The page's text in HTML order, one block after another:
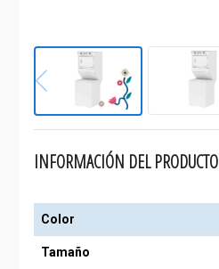
INFORMACIÓN DEL PRODUCTO
Color
Tamaño